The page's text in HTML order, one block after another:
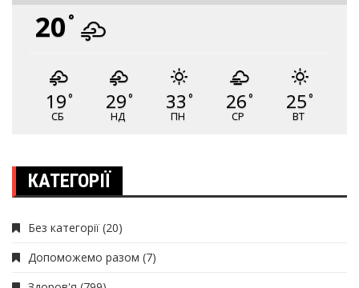
20 °
19°
СБ
29°
НД
33 °
ПН
26°
СР
25°
ВТ
КАТЕГОРІЇ
Без категорії (20)
Допоможемо разом (7)